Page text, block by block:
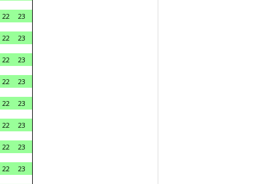
22
23
22
23
22
23
22
23
22
23
22
23
22
23
22
23